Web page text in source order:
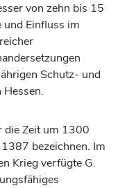
von zehn bis 15
und Einfluss im
Schutz- und
die Zeit um 1300
bezeichnen. Im
Krieg verfügte G.